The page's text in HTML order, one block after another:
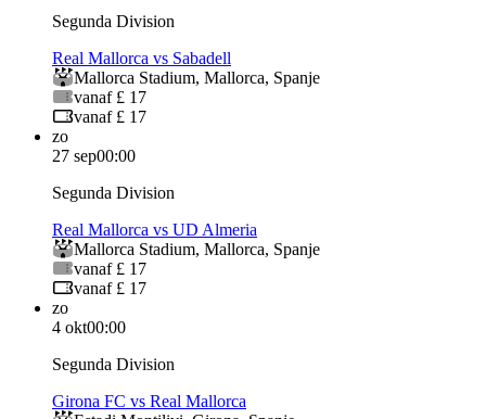
Segunda Division
Real Mallorca vs Sabadell
Mallorca Stadium, Mallorca, Spanje
vanaf £ 17
vanaf £ 17
zo
27 sep00:00
Segunda Division
Real Mallorca vs UD Almeria
Mallorca Stadium, Mallorca, Spanje
vanaf £ 17
vanaf £ 17
zo
4 okt00:00
Segunda Division
Girona FC vs Real Mallorca